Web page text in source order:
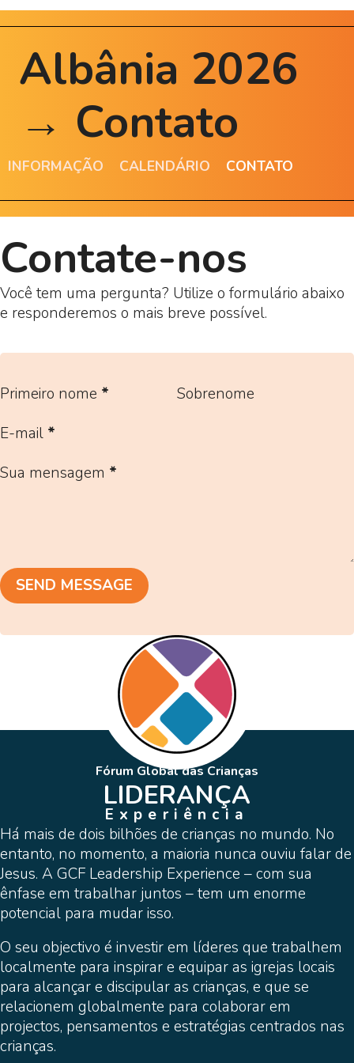
Albânia 2026
→ Contato
INFORMAÇÃO CALENDÁRIO CONTATO
Contate-nos
Você tem uma pergunta? Utilize o formulário abaixo
e responderemos o mais breve possível.
Primeiro nome *
Sobrenome
E-mail *
Sua mensagem *
SEND MESSAGE
Fórum Global das Crianças
LIDERANÇA
Experiência
Há mais de dois bilhões de crianças no mundo. No
entanto, no momento, a maioria nunca ouviu falar de
Jesus. A GCF Leadership Experience – com sua
ênfase em trabalhar juntos – tem um enorme
potencial para mudar isso.
O seu objectivo é investir em líderes que trabalhem
localmente para inspirar e equipar as igrejas locais
para alcançar e discipular as crianças, e que se
relacionem globalmente para colaborar em
projectos, pensamentos e estratégias centrados nas
crianças.